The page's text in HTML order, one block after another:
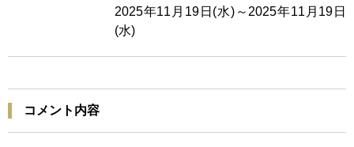
2025年11月19日(水)～2025年11月19日
(水)
コメント内容